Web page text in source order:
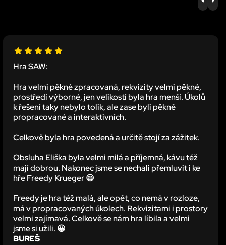
PREV
Hra SAW:
Hra velmi pěkné zpracovaná, rekvizity velmi pěkné,
prostředí výborné, jen velikostí byla hra menší. Úkolů
k řešení taky nebylo tolik, ale zase byli pěkně
propracované a interaktivních.
Celkově byla hra povedená a určitě stojí za zážitek.
Obsluha Eliška byla velmi milá a příjemná, kávu též
mají dobrou. Nakonec jsme se nechali přemluvit i ke
hře Freedy Krueger 😃
Freedy je hra též malá, ale opět, co nemá v rozloze,
má v propracovaných úkolech. Rekvizitami i prostory
velmi zajímavá. Celkově se nám hra líbila a velmi
jsme si užili. 😀
BUREŠ